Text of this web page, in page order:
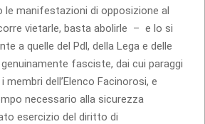
le manifestazioni di opposizione al
vietarle, basta abolirle – e lo si
a quelle del Pdl, della Lega e delle
fasciste, dai cui paraggi
dell’Elenco Facinorosi, e
necessario alla sicurezza
esercizio del diritto di